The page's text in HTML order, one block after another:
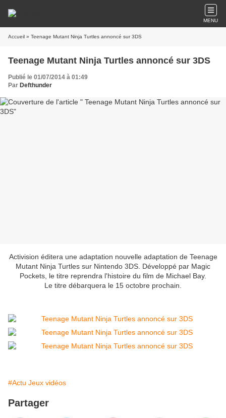
MENU
Accueil » Teenage Mutant Ninja Turtles annoncé sur 3DS
Teenage Mutant Ninja Turtles annoncé sur 3DS
Publié le 01/07/2014 à 01:49
Par Defthunder
Activision éditera une adaptation nouvelle adaptation de Teenage
Mutant Ninja Turtles sur Nintendo 3DS. Développé par Magic
Pockets, le titre reprendra l'histoire du film de Michael Bay.
Le titre débarquera le 15 octobre prochain.
#Actu Jeux vidéos
Partager